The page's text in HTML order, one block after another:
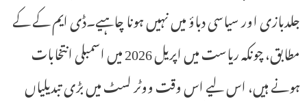
جلدبازی اور سیاسی دباؤ میں نہیں ہونا چاہیے۔ڈی ایم کے کے
مطابق، چونکہ ریاست میں اپریل 2026 میں اسمبلی انتخابات
ہونے ہیں، اس لیے اس وقت ووٹر لسٹ میں بڑی تبدیلیاں